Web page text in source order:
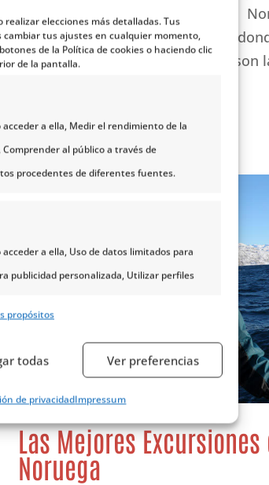
elecciones más detalladas. Tus
cambiar tus ajustes en cualquier momento,
de la Política de cookies o haciendo clic
de la pantalla.
a ella, Medir el rendimiento de la
al público a través de
procedentes de diferentes fuentes.
a ella, Uso de datos limitados para
publicidad personalizada, Utilizar perfiles
Desarrollo y mejora de los
de seleccionar el contenido.
fuentes de información,
dispositivos en función de la
propósitos
todas Ver preferencias
de privacidadImpressum
incluyen viajes fiordos noruegos.
cercano al Círculo Polar Ártico y
la Aurora Boreal Noruega. Qué son
Las Mejores Excursiones
Noruega